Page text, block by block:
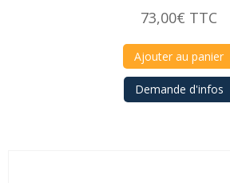
73,00€ TTC
Ajouter au panier
Demande d'infos